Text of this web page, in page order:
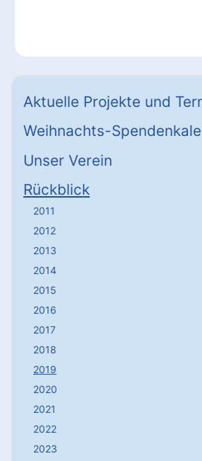
Aktuelle Projekte und
Weihnachts-
Unser Verein
Rückblick
2011
2012
2013
2014
2015
2016
2017
2018
2019
2020
2021
2022
2023